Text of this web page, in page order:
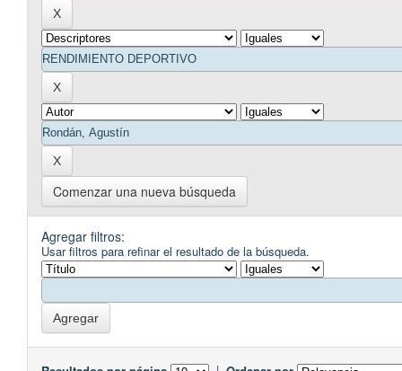
Comenzar una nueva búsqueda
Agregar filtros:
Usar filtros para refinar el resultado de la búsqueda.